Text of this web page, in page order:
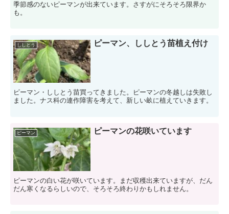
季節感のないピーマンが出来ています。さすがにそろそろ限界か
も。
ししとう ピーマン、ししとう苗植え付け
ピーマン・ししとう苗買ってきました。ピーマンの冬越しは失敗し
ました。ナス科の連作障害を考えて、新しい畝に植えていきます。
ピーマン ピーマンの花咲いています
ピーマンの白い花が咲いています。まだ収穫出来ていますが、だん
だん寒くなるらしいので、そろそろ終わりかもしれません。